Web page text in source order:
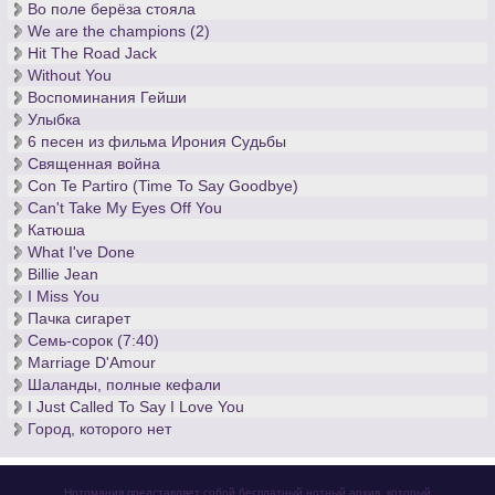
Во поле берёза стояла
We are the champions (2)
Hit The Road Jack
Without You
Воспоминания Гейши
Улыбка
6 песен из фильма Ирония Судьбы
Священная война
Con Te Partiro (Time To Say Goodbye)
Can't Take My Eyes Off You
Катюша
What I've Done
Billie Jean
I Miss You
Пачка сигарет
Семь-сорок (7:40)
Marriage D'Amour
Шаланды, полные кефали
I Just Called To Say I Love You
Город, которого нет
Нотомания представляет собой бесплатный нотный архив, который